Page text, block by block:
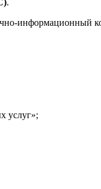
информационный
услуг»;